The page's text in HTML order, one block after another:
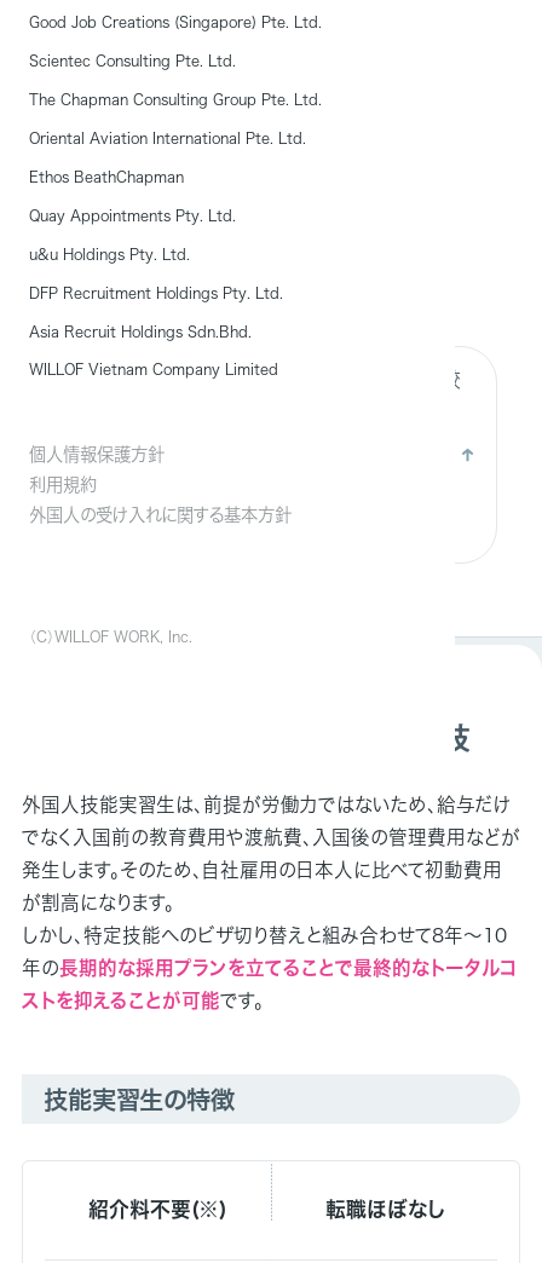
Good Job Creations (Singapore) Pte. Ltd.
Scientec Consulting Pte. Ltd.
The Chapman Consulting Group Pte. Ltd.
Oriental Aviation International Pte. Ltd.
Ethos BeathChapman
Quay Appointments Pty. Ltd.
u&u Holdings Pty. Ltd.
DFP Recruitment Holdings Pty. Ltd.
Asia Recruit Holdings Sdn.Bhd.
WILLOF Vietnam Company Limited
個人情報保護方針
利用規約
外国人の受け入れに関する基本方針
（C）WILLOF WORK, Inc.
提供サービスの内容 他監理団体との比較
先を見据えた採用プランの選択肢
外国人技能実習生は、前提が労働力ではないため、給与だけ
でなく入国前の教育費用や渡航費、入国後の管理費用などが
発生します。そのため、自社雇用の日本人に比べて初動費用
が割高になります。
しかし、特定技能へのビザ切り替えと組み合わせて8年～10
年の長期的な採用プランを立てることで最終的なトータルコ
ストを抑えることが可能です。
技能実習生の特徴
紹介料不要(※) 転職ほぼなし